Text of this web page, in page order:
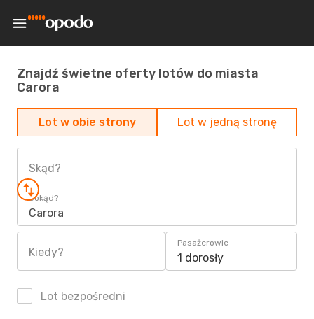
Znajdź świetne oferty lotów do miasta
Carora
Lot w obie strony Lot w jedną stronę
Skąd?
Dokąd?
Carora
Kiedy?
Pasażerowie
1 dorosły
Lot bezpośredni